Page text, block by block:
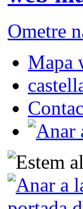
Ometre
Mapa